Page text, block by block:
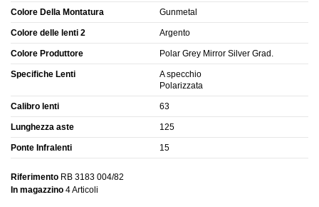
Colore Della Montatura Gunmetal
Colore delle lenti 2 Argento
Colore Produttore Polar Grey Mirror Silver Grad.
Specifiche Lenti
A specchio
Polarizzata
Calibro lenti 63
Lunghezza aste 125
Ponte Infralenti 15
Riferimento RB 3183 004/82
In magazzino 4 Articoli